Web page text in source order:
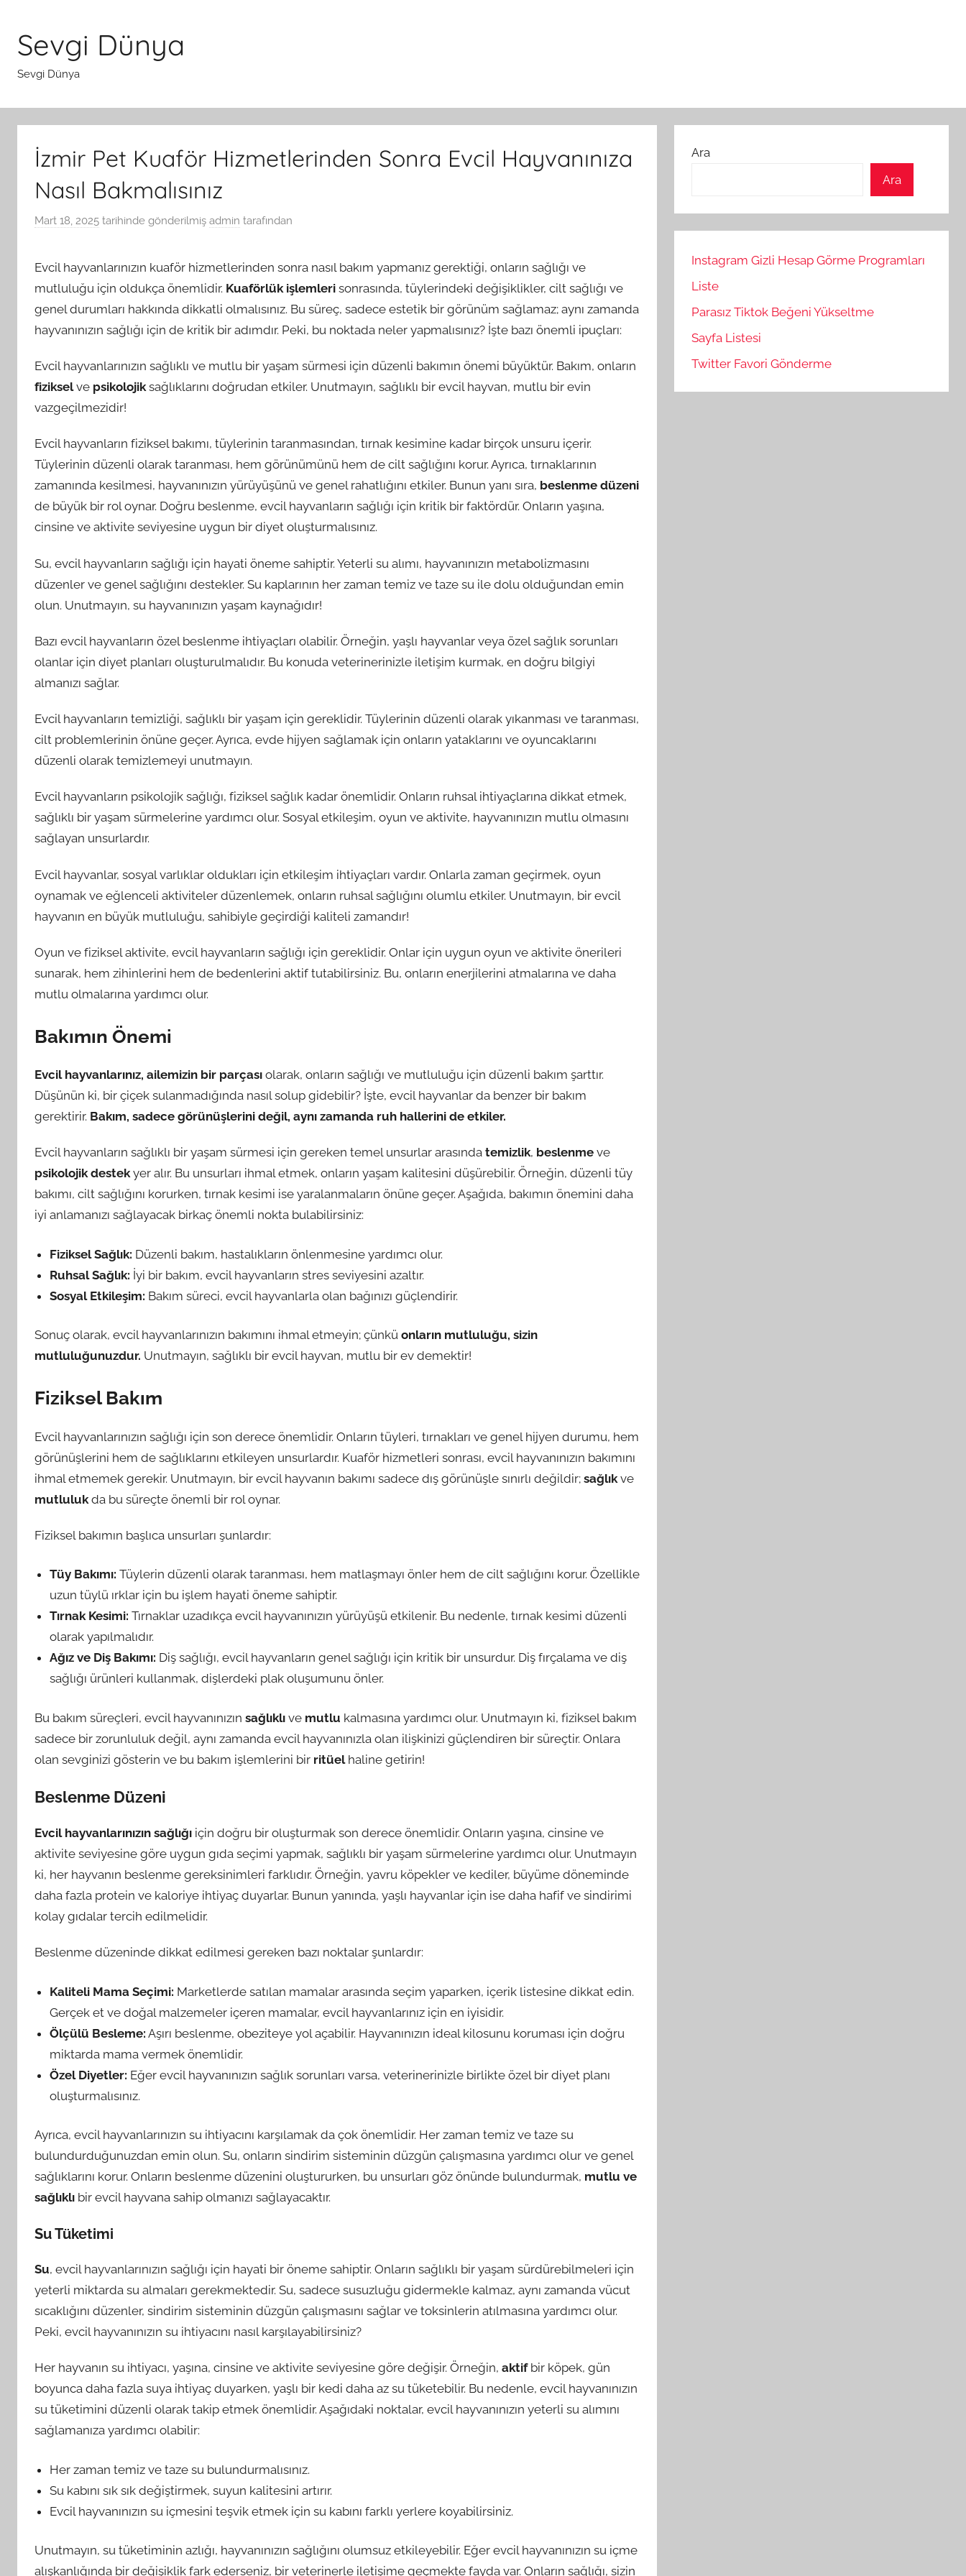
Sevgi Dünya
Sevgi Dünya
İzmir Pet Kuaför Hizmetlerinden Sonra Evcil Hayvanınıza
Nasıl Bakmalısınız
Mart 18, 2025 tarihinde gönderilmiş admin tarafından
Evcil hayvanlarınızın kuaför hizmetlerinden sonra nasıl bakım yapmanız gerektiği, onların sağlığı ve
mutluluğu için oldukça önemlidir. Kuaförlük işlemleri sonrasında, tüylerindeki değişiklikler, cilt sağlığı ve
genel durumları hakkında dikkatli olmalısınız. Bu süreç, sadece estetik bir görünüm sağlamaz; aynı zamanda
hayvanınızın sağlığı için de kritik bir adımdır. Peki, bu noktada neler yapmalısınız? İşte bazı önemli ipuçları:
Evcil hayvanlarınızın sağlıklı ve mutlu bir yaşam sürmesi için düzenli bakımın önemi büyüktür. Bakım, onların
fizikselve psikolojiksağlıklarını doğrudan etkiler. Unutmayın, sağlıklı bir evcil hayvan, mutlu bir evin
vazgeçilmezidir!
Evcil hayvanların fiziksel bakımı, tüylerinin taranmasından, tırnak kesimine kadar birçok unsuru içerir.
Tüylerinin düzenli olarak taranması, hem görünümünü hem de cilt sağlığını korur. Ayrıca, tırnaklarının
zamanında kesilmesi, hayvanınızın yürüyüşünü ve genel rahatlığını etkiler. Bunun yanı sıra, beslenme düzeni
de büyük bir rol oynar. Doğru beslenme, evcil hayvanların sağlığı için kritik bir faktördür. Onların yaşına,
cinsine ve aktivite seviyesine uygun bir diyet oluşturmalısınız.
Su, evcil hayvanların sağlığı için hayati öneme sahiptir. Yeterli su alımı, hayvanınızın metabolizmasını
düzenler ve genel sağlığını destekler. Su kaplarının her zaman temiz ve taze su ile dolu olduğundan emin
olun. Unutmayın, su hayvanınızın yaşam kaynağıdır!
Bazı evcil hayvanların özel beslenme ihtiyaçları olabilir. Örneğin, yaşlı hayvanlar veya özel sağlık sorunları
olanlar için diyet planları oluşturulmalıdır. Bu konuda veterinerinizle iletişim kurmak, en doğru bilgiyi
almanızı sağlar.
Evcil hayvanların temizliği, sağlıklı bir yaşam için gereklidir. Tüylerinin düzenli olarak yıkanması ve taranması,
cilt problemlerinin önüne geçer. Ayrıca, evde hijyen sağlamak için onların yataklarını ve oyuncaklarını
düzenli olarak temizlemeyi unutmayın.
Evcil hayvanların psikolojik sağlığı, fiziksel sağlık kadar önemlidir. Onların ruhsal ihtiyaçlarına dikkat etmek,
sağlıklı bir yaşam sürmelerine yardımcı olur. Sosyal etkileşim, oyun ve aktivite, hayvanınızın mutlu olmasını
sağlayan unsurlardır.
Evcil hayvanlar, sosyal varlıklar oldukları için etkileşim ihtiyaçları vardır. Onlarla zaman geçirmek, oyun
oynamak ve eğlenceli aktiviteler düzenlemek, onların ruhsal sağlığını olumlu etkiler. Unutmayın, bir evcil
hayvanın en büyük mutluluğu, sahibiyle geçirdiği kaliteli zamandır!
Oyun ve fiziksel aktivite, evcil hayvanların sağlığı için gereklidir. Onlar için uygun oyun ve aktivite önerileri
sunarak, hem zihinlerini hem de bedenlerini aktif tutabilirsiniz. Bu, onların enerjilerini atmalarına ve daha
mutlu olmalarına yardımcı olur.
Bakımın Önemi
Evcil hayvanlarınız, ailemizin bir parçası olarak, onların sağlığı ve mutluluğu için düzenli bakım şarttır.
Düşünün ki, bir çiçek sulanmadığında nasıl solup gidebilir? İşte, evcil hayvanlar da benzer bir bakım
gerektirir. Bakım, sadece görünüşlerini değil, aynı zamanda ruh hallerini de etkiler.
Evcil hayvanların sağlıklı bir yaşam sürmesi için gereken temel unsurlar arasında temizlik, beslenme ve
psikolojik destekyer alır. Bu unsurları ihmal etmek, onların yaşam kalitesini düşürebilir. Örneğin, düzenli tüy
bakımı, cilt sağlığını korurken, tırnak kesimi ise yaralanmaların önüne geçer. Aşağıda, bakımın önemini daha
iyi anlamanızı sağlayacak birkaç önemli nokta bulabilirsiniz:
Fiziksel Sağlık: Düzenli bakım, hastalıkların önlenmesine yardımcı olur.
Ruhsal Sağlık: İyi bir bakım, evcil hayvanların stres seviyesini azaltır.
Sosyal Etkileşim: Bakım süreci, evcil hayvanlarla olan bağınızı güçlendirir.
Sonuç olarak, evcil hayvanlarınızın bakımını ihmal etmeyin; çünkü onların mutluluğu, sizin
mutluluğunuzdur. Unutmayın, sağlıklı bir evcil hayvan, mutlu bir ev demektir!
Fiziksel Bakım
Evcil hayvanlarınızın sağlığı için son derece önemlidir. Onların tüyleri, tırnakları ve genel hijyen durumu, hem
görünüşlerini hem de sağlıklarını etkileyen unsurlardır. Kuaför hizmetleri sonrası, evcil hayvanınızın bakımını
ihmal etmemek gerekir. Unutmayın, bir evcil hayvanın bakımı sadece dış görünüşle sınırlı değildir; sağlık ve
mutluluk da bu süreçte önemli bir rol oynar.
Fiziksel bakımın başlıca unsurları şunlardır:
Tüy Bakımı: Tüylerin düzenli olarak taranması, hem matlaşmayı önler hem de cilt sağlığını korur. Özellikle
uzun tüylü ırklar için bu işlem hayati öneme sahiptir.
Tırnak Kesimi: Tırnaklar uzadıkça evcil hayvanınızın yürüyüşü etkilenir. Bu nedenle, tırnak kesimi düzenli
olarak yapılmalıdır.
Ağız ve Diş Bakımı: Diş sağlığı, evcil hayvanların genel sağlığı için kritik bir unsurdur. Diş fırçalama ve diş
sağlığı ürünleri kullanmak, dişlerdeki plak oluşumunu önler.
Bu bakım süreçleri, evcil hayvanınızın sağlıklı ve mutlu kalmasına yardımcı olur. Unutmayın ki, fiziksel bakım
sadece bir zorunluluk değil, aynı zamanda evcil hayvanınızla olan ilişkinizi güçlendiren bir süreçtir. Onlara
olan sevginizi gösterin ve bu bakım işlemlerini bir ritüelhaline getirin!
Beslenme Düzeni
Evcil hayvanlarınızın sağlığı için doğru bir oluşturmak son derece önemlidir. Onların yaşına, cinsine ve
aktivite seviyesine göre uygun gıda seçimi yapmak, sağlıklı bir yaşam sürmelerine yardımcı olur. Unutmayın
ki, her hayvanın beslenme gereksinimleri farklıdır. Örneğin, yavru köpekler ve kediler, büyüme döneminde
daha fazla protein ve kaloriye ihtiyaç duyarlar. Bunun yanında, yaşlı hayvanlar için ise daha hafif ve sindirimi
kolay gıdalar tercih edilmelidir.
Beslenme düzeninde dikkat edilmesi gereken bazı noktalar şunlardır:
Kaliteli Mama Seçimi: Marketlerde satılan mamalar arasında seçim yaparken, içerik listesine dikkat edin.
Gerçek et ve doğal malzemeler içeren mamalar, evcil hayvanlarınız için en iyisidir.
Ölçülü Besleme: Aşırı beslenme, obeziteye yol açabilir. Hayvanınızın ideal kilosunu koruması için doğru
miktarda mama vermek önemlidir.
Özel Diyetler: Eğer evcil hayvanınızın sağlık sorunları varsa, veterinerinizle birlikte özel bir diyet planı
oluşturmalısınız.
Ayrıca, evcil hayvanlarınızın su ihtiyacını karşılamak da çok önemlidir. Her zaman temiz ve taze su
bulundurduğunuzdan emin olun. Su, onların sindirim sisteminin düzgün çalışmasına yardımcı olur ve genel
sağlıklarını korur. Onların beslenme düzenini oluştururken, bu unsurları göz önünde bulundurmak, mutlu ve
sağlıklı bir evcil hayvana sahip olmanızı sağlayacaktır.
Su Tüketimi
Su, evcil hayvanlarınızın sağlığı için hayati bir öneme sahiptir. Onların sağlıklı bir yaşam sürdürebilmeleri için
yeterli miktarda su almaları gerekmektedir. Su, sadece susuzluğu gidermekle kalmaz, aynı zamanda vücut
sıcaklığını düzenler, sindirim sisteminin düzgün çalışmasını sağlar ve toksinlerin atılmasına yardımcı olur.
Peki, evcil hayvanınızın su ihtiyacını nasıl karşılayabilirsiniz?
Her hayvanın su ihtiyacı, yaşına, cinsine ve aktivite seviyesine göre değişir. Örneğin, aktifbir köpek, gün
boyunca daha fazla suya ihtiyaç duyarken, yaşlı bir kedi daha az su tüketebilir. Bu nedenle, evcil hayvanınızın
su tüketimini düzenli olarak takip etmek önemlidir. Aşağıdaki noktalar, evcil hayvanınızın yeterli su alımını
sağlamanıza yardımcı olabilir:
Her zaman temiz ve taze su bulundurmalısınız.
Su kabını sık sık değiştirmek, suyun kalitesini artırır.
Evcil hayvanınızın su içmesini teşvik etmek için su kabını farklı yerlere koyabilirsiniz.
Unutmayın, su tüketiminin azlığı, hayvanınızın sağlığını olumsuz etkileyebilir. Eğer evcil hayvanınızın su içme
alışkanlığında bir değişiklik fark ederseniz, bir veterinerle iletişime geçmekte fayda var. Onların sağlığı, sizin
Ara
Ara
Instagram Gizli Hesap Görme Programları
Liste
Parasız Tiktok Beğeni Yükseltme
Sayfa Listesi
Twitter Favori Gönderme